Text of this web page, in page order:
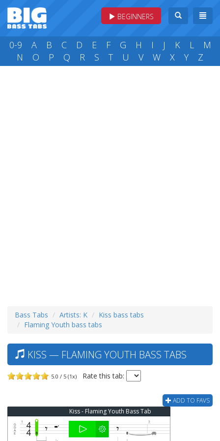
BEGINNERS
0-9 A B C D E F G H I J K L
M
N
O P Q R S T U V W X Y Z
Bass Tabs Artists: K
Kiss bass tabs
Flaming Youth bass tabs
KISS — FLAMING YOUTH BASS TABS
5.0 / 5 (1x) Rate this tab:
ADD TO FAVS
Kiss - Flaming Youth Bass Tab